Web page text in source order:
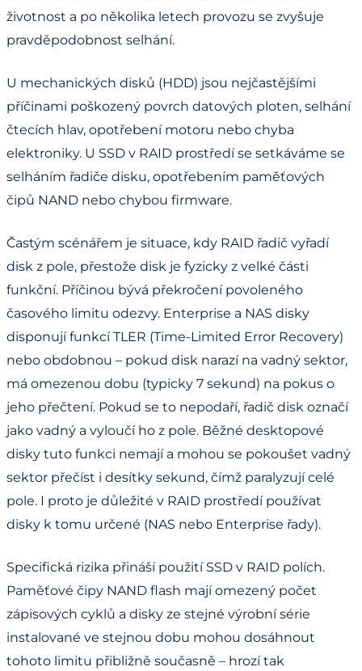
životnost a po několika letech provozu se zvyšuje
pravděpodobnost selhání.
U mechanických disků (HDD) jsou nejčastějšími
příčinami poškozený povrch datových ploten, selhání
čtecích hlav, opotřebení motoru nebo chyba
elektroniky. U SSD v RAID prostředí se setkáváme se
selháním řadiče disku, opotřebením paměťových
čipů NAND nebo chybou firmware.
Častým scénářem je situace, kdy RAID řadič vyřadí
disk z pole, přestože disk je fyzicky z velké části
funkční. Příčinou bývá překročení povoleného
časového limitu odezvy. Enterprise a NAS disky
disponují funkcí TLER (Time-Limited Error Recovery)
nebo obdobnou – pokud disk narazí na vadný sektor,
má omezenou dobu (typicky 7 sekund) na pokus o
jeho přečtení. Pokud se to nepodaří, řadič disk označí
jako vadný a vyloučí ho z pole. Běžné desktopové
disky tuto funkci nemají a mohou se pokoušet vadný
sektor přečíst i desítky sekund, čímž paralyzují celé
pole. I proto je důležité v RAID prostředí používat
disky k tomu určené (NAS nebo Enterprise řady).
Specifická rizika přináší použití SSD v RAID polích.
Paměťové čipy NAND flash mají omezený počet
zápisových cyklů a disky ze stejné výrobní série
instalované ve stejnou dobu mohou dosáhnout
tohoto limitu přibližně současně – hrozí tak